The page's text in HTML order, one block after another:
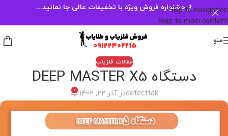
Skip to navigation
Skip to main content
از جشنواره فروش ویژه با تخفیفات عالی جا نمانید...
منو
مقالات فلزیاب
دستگاه DEEP MASTER X5
detecttakدر آذر 22, 1402 0